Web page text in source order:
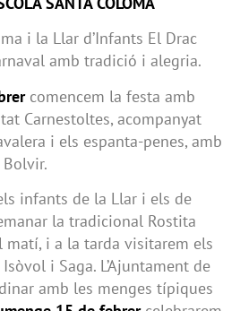
i la Llar d’Infants El Drac
amb tradició i alegria.
comencem la festa amb
Carnestoltes, acompanyat
i els espanta-penes, amb
infants de la Llar i els de
la tradicional Rostita
matí, i a la tarda visitarem els
i Saga. L’Ajuntament de
amb les menges típiques